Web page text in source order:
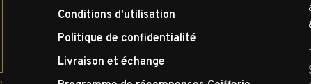
Conditions d'utilisation
Politique de confidentialité
Livraison et échange